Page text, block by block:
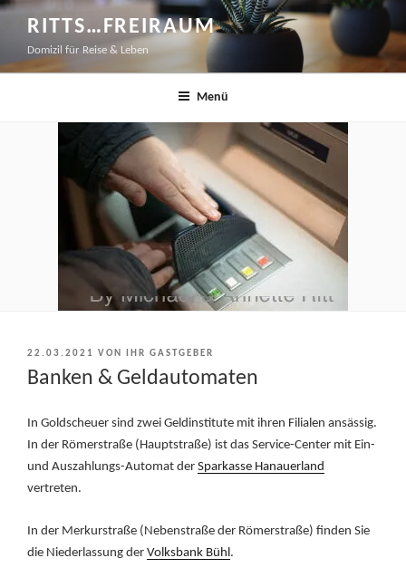
Zum
Inhalt
springen
RITTS…FREIRAUM
Domizil für Reise & Leben
Menü
VERÖFFENTLICHT
AM
22.03.2021 VON IHR GASTGEBER
Banken & Geldautomaten
In Goldscheuer sind zwei Geldinstitute mit ihren Filialen ansässig.
In der Römerstraße (Hauptstraße) ist das Service-Center mit Ein-
und Auszahlungs-Automat der Sparkasse Hanauerland
vertreten.
In der Merkurstraße (Nebenstraße der Römerstraße) finden Sie
die Niederlassung der Volksbank Bühl .